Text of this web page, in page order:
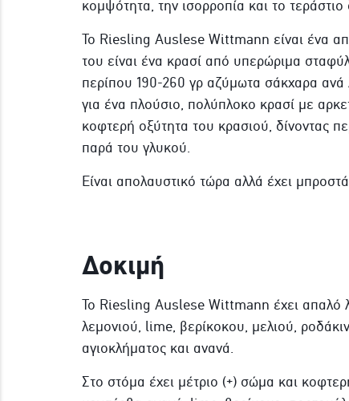
κομψότητα, την ισορροπία και το
Το Riesling Auslese Wittmann είναι ένα
του είναι ένα κρασί από υπερώριμα
περίπου 190-260 γρ αζύμωτα σάκχαρα ανά
για ένα πλούσιο, πολύπλοκο κρασί με
κοφτερή οξύτητα του κρασιού, δίνοντας
παρά του γλυκού.
Είναι απολαυστικό τώρα αλλά έχει
Δοκιμή
Το Riesling Auslese Wittmann έχει απαλό
λεμονιού, lime, βερίκοκου, μελιού,
αγιοκλήματος και ανανά.
Στο στόμα έχει μέτριο (+) σώμα και